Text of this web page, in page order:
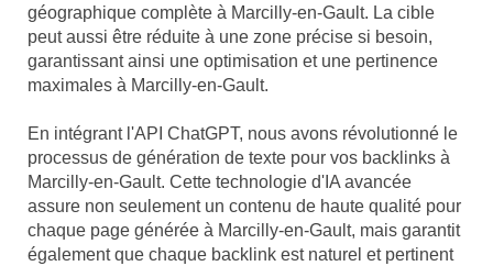
géographique complète à Marcilly-en-Gault. La cible
peut aussi être réduite à une zone précise si besoin,
garantissant ainsi une optimisation et une pertinence
maximales à Marcilly-en-Gault.
En intégrant l'API ChatGPT, nous avons révolutionné le
processus de génération de texte pour vos backlinks à
Marcilly-en-Gault. Cette technologie d'IA avancée
assure non seulement un contenu de haute qualité pour
chaque page générée à Marcilly-en-Gault, mais garantit
également que chaque backlink est naturel et pertinent